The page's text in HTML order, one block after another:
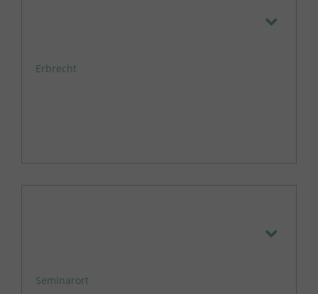
Erbrecht
Seminarort